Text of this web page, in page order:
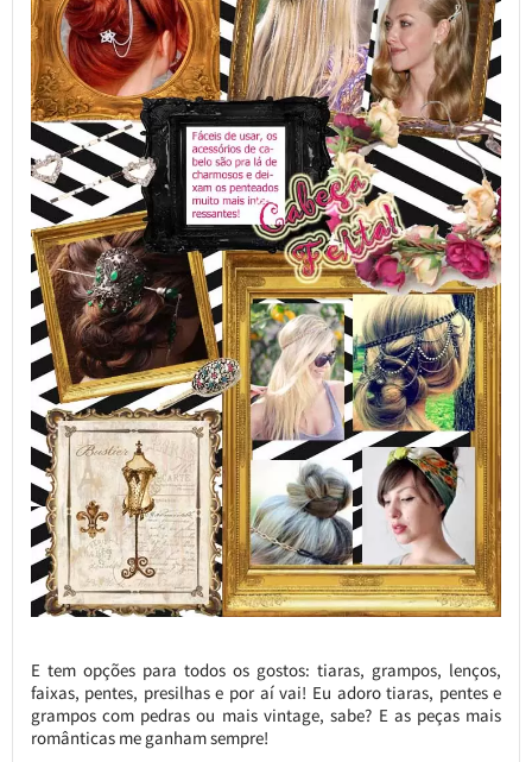
E tem opções para todos os gostos: tiaras, grampos, lenços,
faixas, pentes, presilhas e por aí vai! Eu adoro tiaras, pentes e
grampos com pedras ou mais vintage, sabe? E as peças mais
românticas me ganham sempre!